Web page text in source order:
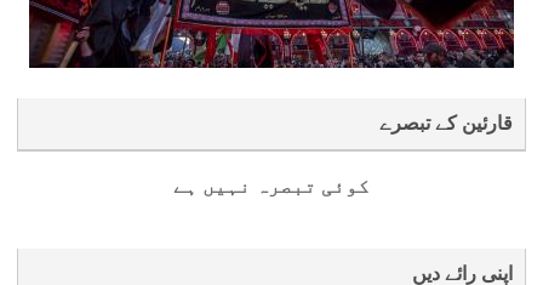
قارئین کے تبصرے
کوئی تبصرہ نہیں ہے
اپنی رائے دیں